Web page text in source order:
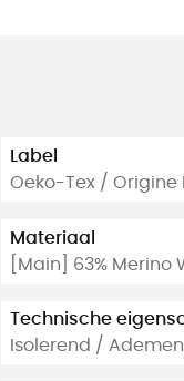
Label
Oeko-Tex / Origine
Materiaal
[Main] 63% Merino
Technische
Isolerend /